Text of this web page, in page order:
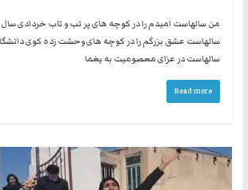
سالهاست عشق بزرگم را در کوچه های وحشت زده کوی
سالهاست در عزای معصومیت به یغما
Read more